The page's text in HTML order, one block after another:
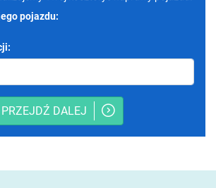
pojazdu:
PRZEJDŹ DALEJ